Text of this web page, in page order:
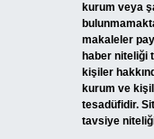
kurum veya
makaleler
haber niteliği
kişiler
kurum ve
tesadüfidir.
tavsiye